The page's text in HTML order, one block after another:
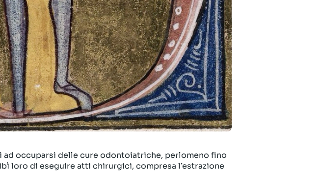
ad occuparsi delle cure odontoiatriche, perlomeno fino
loro di eseguire atti chirurgici, compresa l’estrazione